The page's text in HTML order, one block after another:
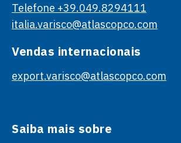
Telefone +39.049.8294111
italia.varisco@atlascopco.com
Vendas internacionais
export.varisco@atlascopco.com
Saiba mais sobre